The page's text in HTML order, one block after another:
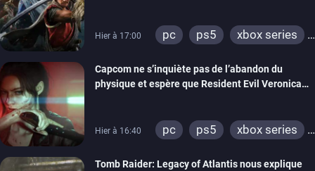
Hier à 17:00 pc ps5
xbox series
Capcom ne s’inquiète pas de l’abandon du
physique et espère que Resident Evil Veronica
Hier à 16:40 pc ps5
xbox series
Tomb Raider: Legacy of Atlantis nous explique